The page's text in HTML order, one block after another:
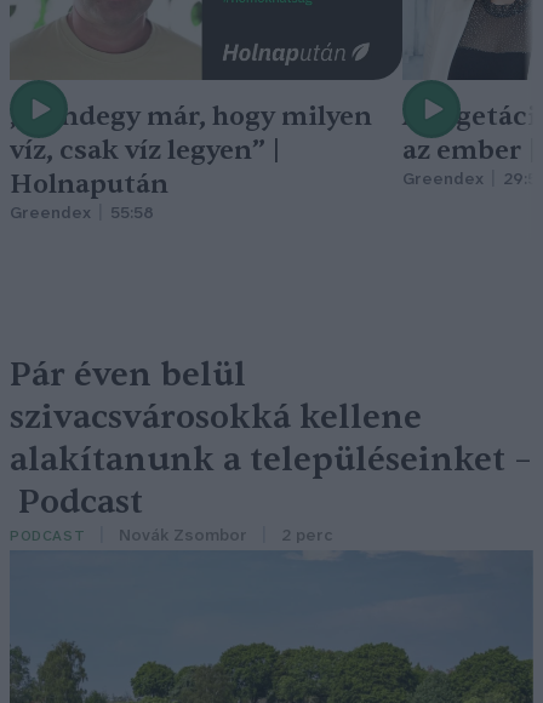
„Mindegy már, hogy milyen
víz, csak víz legyen” |
Holnapután
Greendex 55:58
A
az ember
Greendex
Pár éven belül
szivacsvárosokká kellene
alakítanunk a településeinket –
Podcast
PODCAST Novák Zsombor 2 perc